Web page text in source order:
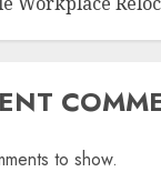
to show.